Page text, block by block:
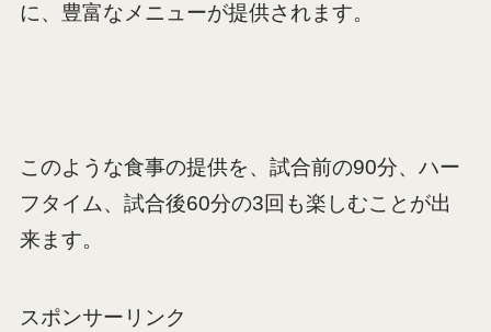
に、豊富なメニューが提供されます。
このような食事の提供を、試合前の90分、ハー
フタイム、試合後60分の3回も楽しむことが出
来ます。
スポンサーリンク